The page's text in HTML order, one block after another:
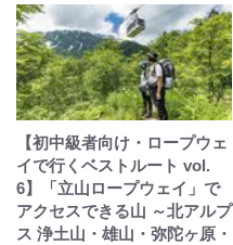
【初中級者向け・ロープウェ
イで行くベストルート vol.
6】「立山ロープウェイ」で
アクセスできる山 ～北アルプ
ス 浄土山・雄山・弥陀ヶ原・